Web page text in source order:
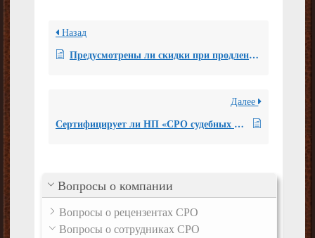
Вопросы о компании
Вопросы о рецензентах СРО
Вопросы о сотрудниках СРО
Назад
Предусмотрены ли скидки при продлении сертификата?
Далее
Сертифицирует ли НП «СРО судебных экспертов» юридических лиц? Предусмотрена ли для этого особая процедура?